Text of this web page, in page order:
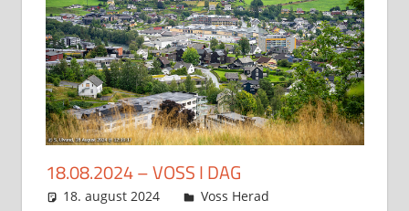
18.08.2024 – VOSS I DAG
18. august 2024 Svein
Voss Herad